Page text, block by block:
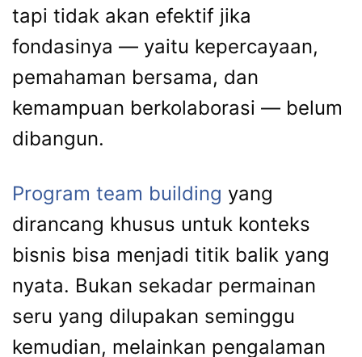
tapi tidak akan efektif jika
fondasinya — yaitu kepercayaan,
pemahaman bersama, dan
kemampuan berkolaborasi — belum
dibangun.
Program team building yang
dirancang khusus untuk konteks
bisnis bisa menjadi titik balik yang
nyata. Bukan sekadar permainan
seru yang dilupakan seminggu
kemudian, melainkan pengalaman